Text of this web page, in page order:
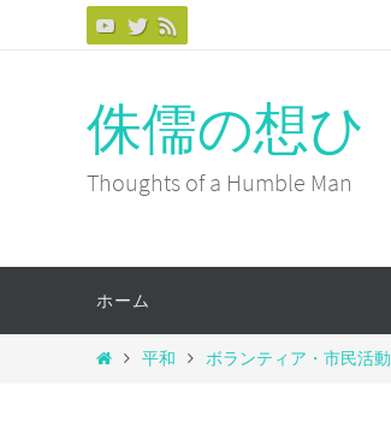
キ
プ
侏儒の想ひ
Thoughts of a Humble Man
テ
ホーム
ホ 平和 ボランティア・市民活動